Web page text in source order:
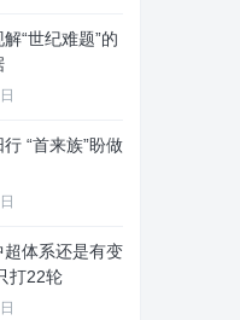
“世纪难题”的
“首来族”盼做
超体系还是有变
打22轮